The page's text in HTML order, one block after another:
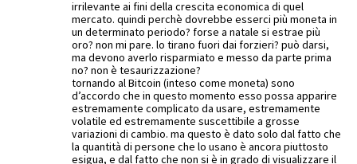
irrilevante ai fini della crescita economica di quel
mercato. quindi perchè dovrebbe esserci più moneta in
un determinato periodo? forse a natale si estrae più
oro? non mi pare. lo tirano fuori dai forzieri? può darsi,
ma devono averlo risparmiato e messo da parte prima
no? non è tesaurizzazione?
tornando al Bitcoin (inteso come moneta) sono
d’accordo che in questo momento esso possa apparire
estremamente complicato da usare, estremamente
volatile ed estremamente suscettibile a grosse
variazioni di cambio. ma questo è dato solo dal fatto che
la quantità di persone che lo usano è ancora piuttosto
esigua, e dal fatto che non si è in grado di visualizzare il